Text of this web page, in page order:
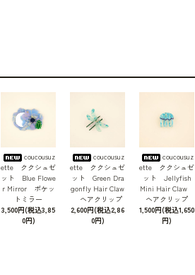
coucousuz
ette ククシュゼ
ット Blue Flowe
r Mirror ポケッ
トミラー
3,500円(税込3,85
0円)
coucousuz
ette ククシュゼ
ット Green Dra
gonfly Hair Claw
ヘアクリップ
2,600円(税込2,86
0円)
coucousuz
ette ククシュゼ
ット Jellyfish
Mini Hair Claw
ヘアクリップ
1,500円(税込1,650
円)